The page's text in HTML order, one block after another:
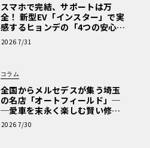
スマホで完結、サポートは万
全！ 新型EV「インスター」で実
感するヒョンデの「4つの安心」
【第1回・ヒョンデ6つの疑問：
Why? Hyundai?】〈PR〉
2026 7/31
コラム
全国からメルセデスが集う埼玉
の名店「オートフィールド」─
─愛車を末永く楽しむ賢い修理
術と、プロがフックス製オイル
を選ぶ理由〈PR〉
2026 7/30